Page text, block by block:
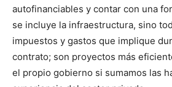
autofinanciables y contar con una
se incluye la infraestructura, sino
impuestos y gastos que implique
contrato; son proyectos más
el propio gobierno si sumamos las